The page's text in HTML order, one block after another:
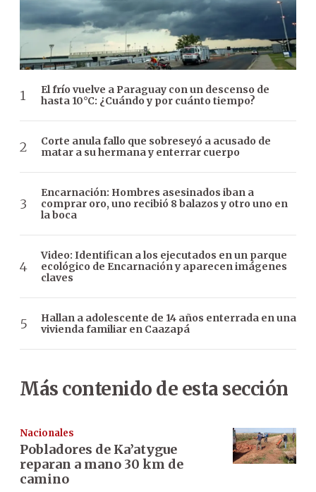
El frío vuelve a Paraguay con un descenso de
hasta 10°C: ¿Cuándo y por cuánto tiempo?
Corte anula fallo que sobreseyó a acusado de
matar a su hermana y enterrar cuerpo
Encarnación: Hombres asesinados iban a
comprar oro, uno recibió 8 balazos y otro uno en
la boca
Video: Identifican a los ejecutados en un parque
ecológico de Encarnación y aparecen imágenes
claves
Hallan a adolescente de 14 años enterrada en una
vivienda familiar en Caazapá
Más contenido de esta sección
Nacionales
Pobladores de Ka’atygue
reparan a mano 30 km de
camino